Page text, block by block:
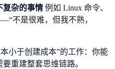
复杂的事情 例如 Linux 命令、
不是很难，但我不熟，
小于创建成本”的工作：你能
重建整套思维链路。